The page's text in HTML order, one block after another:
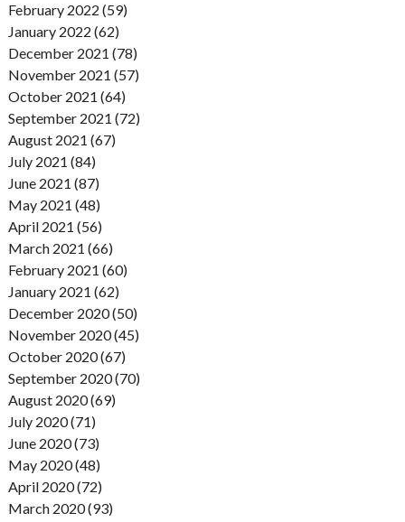
February 2022 (59)
January 2022 (62)
December 2021 (78)
November 2021 (57)
October 2021 (64)
September 2021 (72)
August 2021 (67)
July 2021 (84)
June 2021 (87)
May 2021 (48)
April 2021 (56)
March 2021 (66)
February 2021 (60)
January 2021 (62)
December 2020 (50)
November 2020 (45)
October 2020 (67)
September 2020 (70)
August 2020 (69)
July 2020 (71)
June 2020 (73)
May 2020 (48)
April 2020 (72)
March 2020 (93)